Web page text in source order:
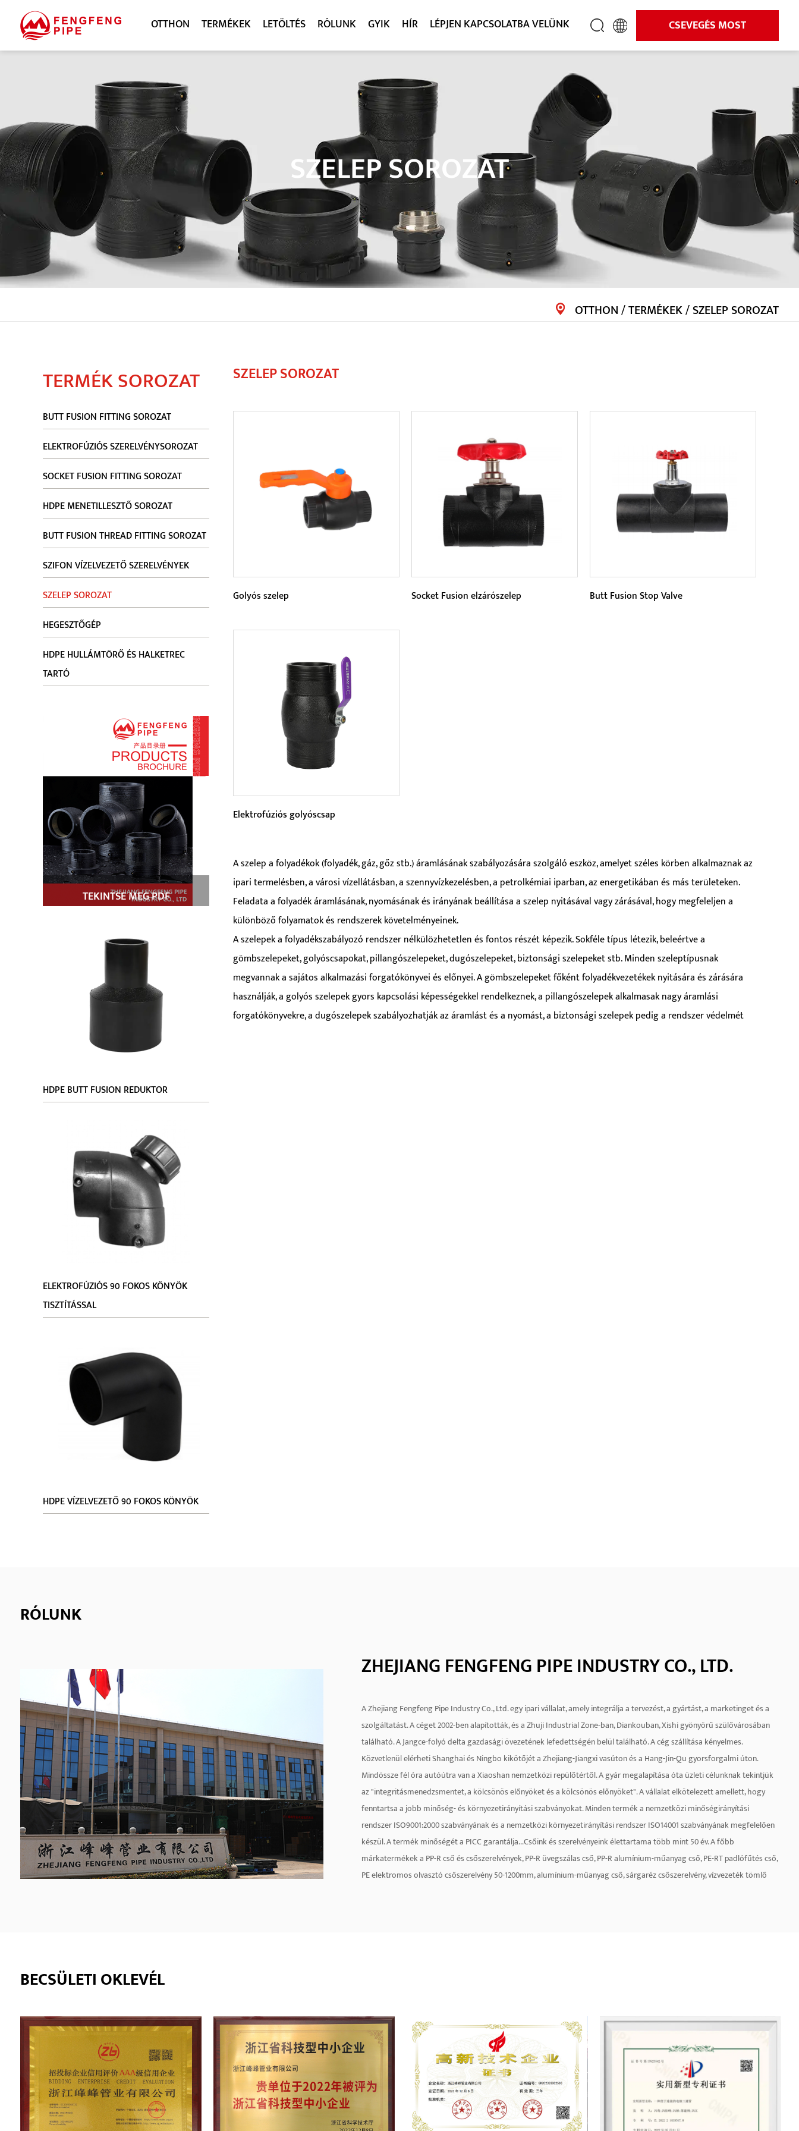
OTTHON TERMÉKEK LETÖLTÉS RÓLUNK GYIK HÍR LÉPJEN KAPCSOLATBA VELÜNK CSEVEGÉS MOST
SZELEP SOROZAT
OTTHON/TERMÉKEK/SZELEP SOROZAT
TERMÉK SOROZAT
BUTT FUSION FITTING SOROZAT
ELEKTROFÚZIÓS SZERELVÉNYSOROZAT
SOCKET FUSION FITTING SOROZAT
HDPE MENETILLESZTŐ SOROZAT
BUTT FUSION THREAD FITTING SOROZAT
SZIFON VÍZELVEZETŐ SZERELVÉNYEK
SZELEP SOROZAT
HEGESZTŐGÉP
HDPE HULLÁMTÖRŐ ÉS HALKETREC
TARTÓ
TEKINTSE MEG PDF
HDPE BUTT FUSION REDUKTOR
ELEKTROFÚZIÓS 90 FOKOS KÖNYÖK
TISZTÍTÁSSAL
HDPE VÍZELVEZETŐ 90 FOKOS KÖNYÖK
SZELEP SOROZAT
Paraméterek:
A golyósszelep fő alkotóelemei a
szeleptest, a golyó, a szelepszár és a
tömítőgyűrű. Ezeknek az a...
OLVASS TOVÁBB
Golyós szelep Socket Fusion elzárószelep Butt Fusion Stop Valve
Paraméterek:
OLVASS TOVÁBB
Elektrofúziós golyóscsap
A szelep a folyadékok (folyadék, gáz, gőz stb.) áramlásának szabályozására szolgáló eszköz, amelyet széles körben alkalmaznak az
ipari termelésben, a városi vízellátásban, a szennyvízkezelésben, a petrolkémiai iparban, az energetikában és más területeken.
Feladata a folyadék áramlásának, nyomásának és irányának beállítása a szelep nyitásával vagy zárásával, hogy megfeleljen a
különböző folyamatok és rendszerek követelményeinek.
A szelepek a folyadékszabályozó rendszer nélkülözhetetlen és fontos részét képezik. Sokféle típus létezik, beleértve a
gömbszelepeket, golyóscsapokat, pillangószelepeket, dugószelepeket, biztonsági szelepeket stb. Minden szeleptípusnak
megvannak a sajátos alkalmazási forgatókönyvei és előnyei. A gömbszelepeket főként folyadékvezetékek nyitására és zárására
használják, a golyós szelepek gyors kapcsolási képességekkel rendelkeznek, a pillangószelepek alkalmasak nagy áramlási
forgatókönyvekre, a dugószelepek szabályozhatják az áramlást és a nyomást, a biztonsági szelepek pedig a rendszer védelmét
RÓLUNK
ZHEJIANG FENGFENG PIPE INDUSTRY CO., LTD.
A Zhejiang Fengfeng Pipe Industry Co., Ltd. egy ipari vállalat, amely integrálja a tervezést, a gyártást, a marketinget és a
szolgáltatást. A céget 2002-ben alapították, és a Zhuji Industrial Zone-ban, Diankouban, Xishi gyönyörű szülővárosában
található. A Jangce-folyó delta gazdasági övezetének lefedettségén belül található. A cég szállítása kényelmes.
Közvetlenül elérheti Shanghai és Ningbo kikötőjét a Zhejiang-Jiangxi vasúton és a Hang-Jin-Qu gyorsforgalmi úton.
Mindössze fél óra autóútra van a Xiaoshan nemzetközi repülőtértől. A gyár megalapítása óta üzleti célunknak tekintjük
az "integritásmenedzsmentet, a kölcsönös előnyöket és a kölcsönös előnyöket". A vállalat elkötelezett amellett, hogy
fenntartsa a jobb minőség- és környezetirányítási szabványokat. Minden termék a nemzetközi minőségirányítási
rendszer ISO9001:2000 szabványának és a nemzetközi környezetirányítási rendszer ISO14001 szabványának megfelelően
készül. A termék minőségét a PICC garantálja...Csőink és szerelvényeink élettartama több mint 50 év. A főbb
márkatermékek a PP-R cső és csőszerelvények, PP-R üvegszálas cső, PP-R alumínium-műanyag cső, PE-RT padlófűtés cső,
PE elektromos olvasztó csőszerelvény 50-1200mm, alumínium-műanyag cső, sárgaréz csőszerelvény, vízvezeték tömlő
BECSÜLETI OKLEVÉL